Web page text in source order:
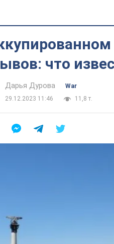
что
Дарья Дурова
War
29.12.2023 11:46
11,8 т.